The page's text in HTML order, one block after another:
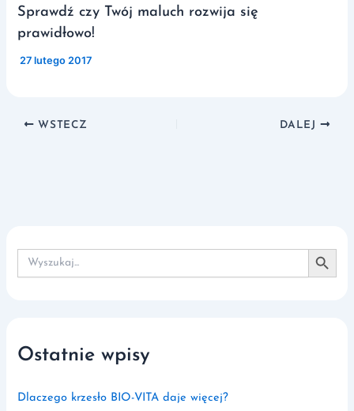
Search
for:
Search Button
Ostatnie wpisy
Dlaczego krzesło BIO-VITA daje więcej?
Sprawdź czy Twój maluch rozwija się
prawidłowo!
/
27 lutego 2017
WSTECZ DALEJ